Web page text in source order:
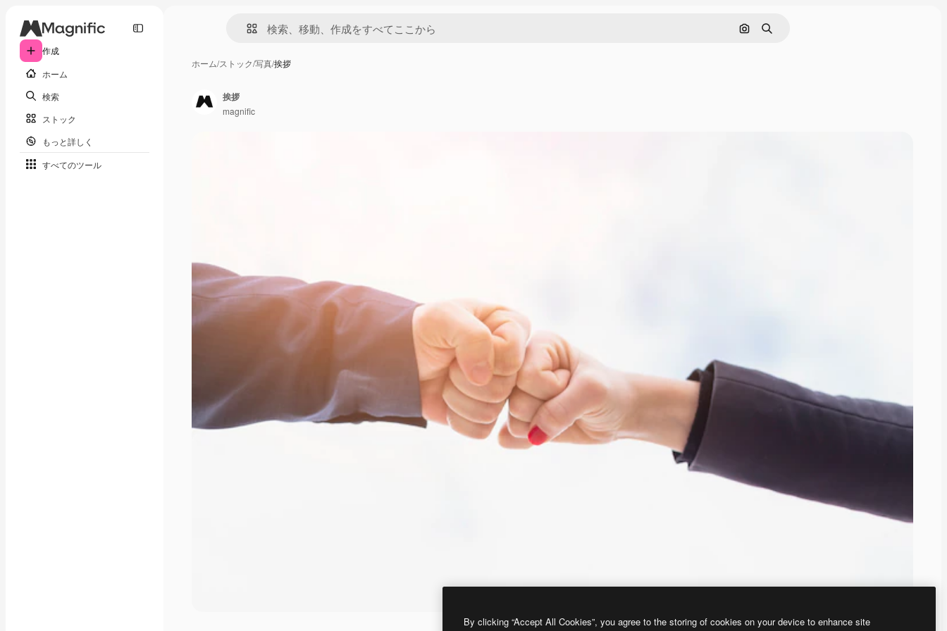
作成
ホーム
検索
ストック
もっと詳しく
すべてのツール
画像で検索
検索
ホーム/ストック/写真/挨拶
挨拶
magnific
By clicking “Accept All Cookies”, you agree to the storing of cookies on your device to enhance site